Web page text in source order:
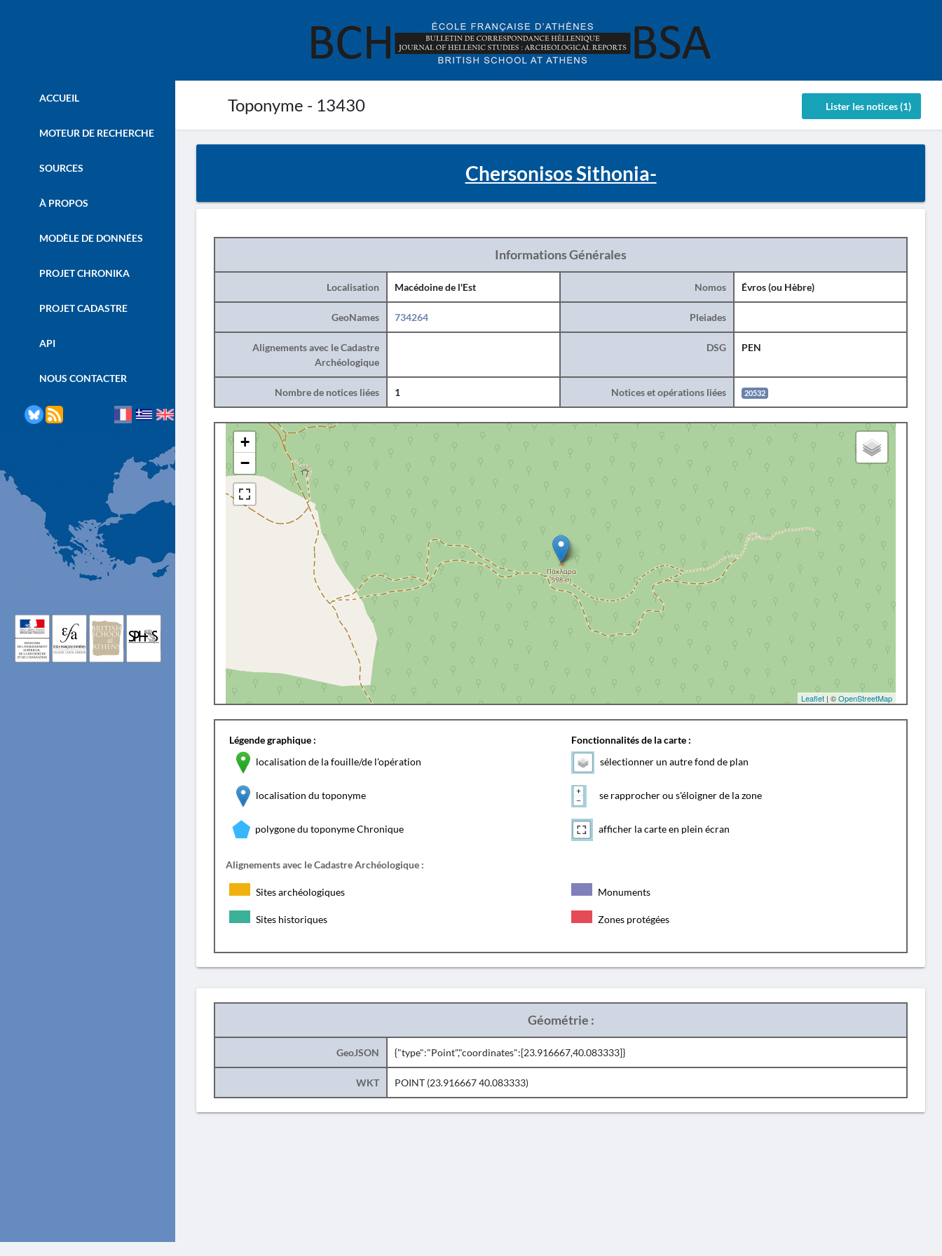
Toponyme - 13430 Lister les notices (1)
ACCUEIL
MOTEUR DE RECHERCHE
SOURCES
À PROPOS
MODÈLE DE DONNÉES
PROJET CHRONIKA
PROJET CADASTRE
API
NOUS CONTACTER
Chersonisos Sithonia-
Informations Générales
Localisation Macédoine de l'Est Nomos Évros (ou Hèbre)
GeoNames 734264 Pleiades
Alignements avec le Cadastre
Archéologique
DSG PEN
Nombre de notices liées 1 Notices et opérations liées 20532
+
−
Leaflet | ©OpenStreetMap
Légende graphique :
localisation de la fouille/de l'opération
localisation du toponyme
polygone du toponyme Chronique
Fonctionnalités de la carte :
sélectionner un autre fond de plan
se rapprocher ou s'éloigner de la zone
afficher la carte en plein écran
Alignements avec le Cadastre Archéologique :
Sites archéologiques Monuments
Sites historiques Zones protégées
Géométrie :
GeoJSON {"type":"Point","coordinates":[23.916667,40.083333]}
WKT POINT (23.916667 40.083333)